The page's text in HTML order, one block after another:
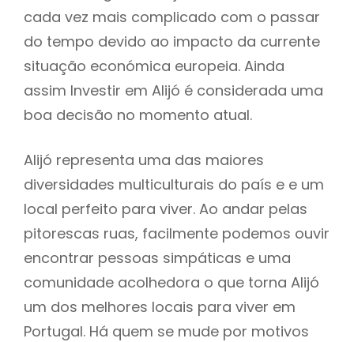
cada vez mais complicado com o passar
do tempo devido ao impacto da currente
situação económica europeia. Ainda
assim Investir em Alijó é considerada uma
boa decisão no momento atual.
Alijó representa uma das maiores
diversidades multiculturais do país e e um
local perfeito para viver. Ao andar pelas
pitorescas ruas, facilmente podemos ouvir
encontrar pessoas simpáticas e uma
comunidade acolhedora o que torna Alijó
um dos melhores locais para viver em
Portugal. Há quem se mude por motivos